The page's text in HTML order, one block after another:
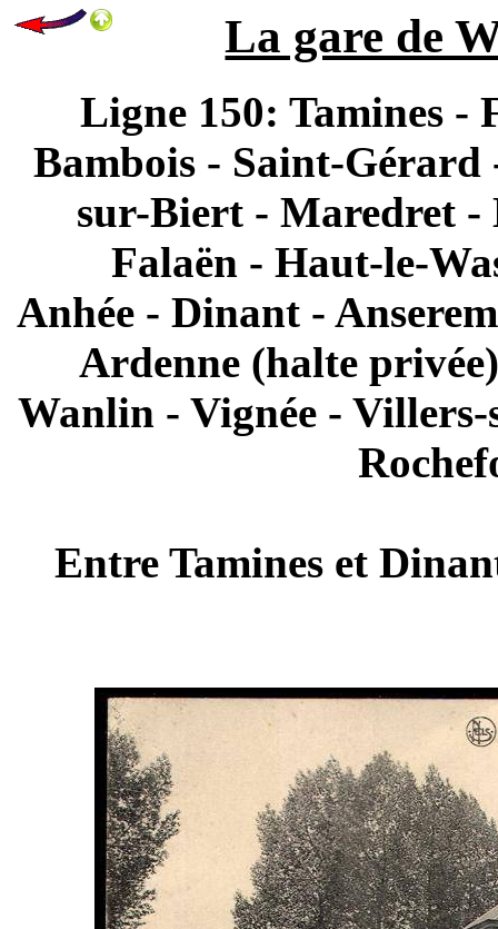
La gare de
Ligne 150: Tamines -
Bambois - Saint-
sur-Biert - Maredret -
Falaën - Haut-le-
Anhée - Dinant -
Ardenne (halte
Wanlin - Vignée -
Entre Tamines et